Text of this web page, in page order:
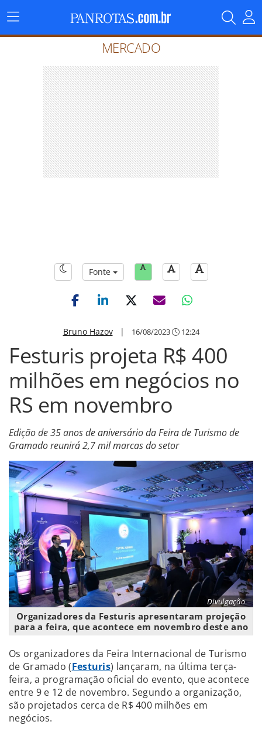
Menu
Principal
MERCADO
Fonte
Bruno Hazov| 16/08/2023 12:24
Festuris projeta R$ 400
milhões em negócios no
RS em novembro
Edição de 35 anos de aniversário da Feira de Turismo de
Gramado reunirá 2,7 mil marcas do setor
Divulgação
Organizadores da Festuris apresentaram projeção
para a feira, que acontece em novembro deste ano
Os organizadores da Feira Internacional de Turismo
de Gramado (Festuris) lançaram, na última terça-
feira, a programação oficial do evento, que acontece
entre 9 e 12 de novembro. Segundo a organização,
são projetados cerca de R$ 400 milhões em
negócios.